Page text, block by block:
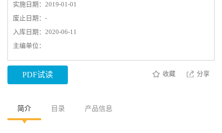
实施日期：2019-01-01
废止日期：-
入库日期：2020-06-11
主编单位：
PDF试读 收藏 分享
简介 目录 产品信息